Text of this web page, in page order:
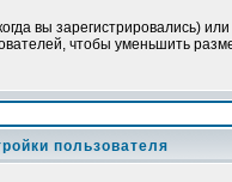
вы зарегистрировались)
чтобы уменьшить
пользователя